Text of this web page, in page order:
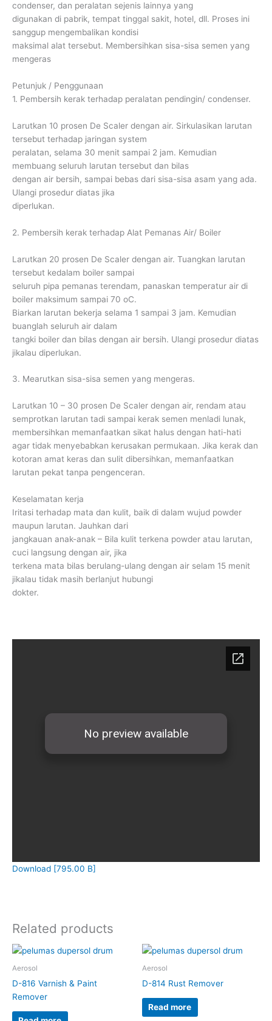
condenser, dan peralatan sejenis lainnya yang
digunakan di pabrik, tempat tinggal sakit, hotel, dll. Proses ini
sanggup mengembalikan kondisi
maksimal alat tersebut. Membersihkan sisa-sisa semen yang
mengeras
Petunjuk / Penggunaan
1. Pembersih kerak terhadap peralatan pendingin/ condenser.
Larutkan 10 prosen De Scaler dengan air. Sirkulasikan larutan
tersebut terhadap jaringan system
peralatan, selama 30 menit sampai 2 jam. Kemudian
membuang seluruh larutan tersebut dan bilas
dengan air bersih, sampai bebas dari sisa-sisa asam yang ada.
Ulangi prosedur diatas jika
diperlukan.
2. Pembersih kerak terhadap Alat Pemanas Air/ Boiler
Larutkan 20 prosen De Scaler dengan air. Tuangkan larutan
tersebut kedalam boiler sampai
seluruh pipa pemanas terendam, panaskan temperatur air di
boiler maksimum sampai 70 oC.
Biarkan larutan bekerja selama 1 sampai 3 jam. Kemudian
buanglah seluruh air dalam
tangki boiler dan bilas dengan air bersih. Ulangi prosedur diatas
jikalau diperlukan.
3. Mearutkan sisa-sisa semen yang mengeras.
Larutkan 10 – 30 prosen De Scaler dengan air, rendam atau
semprotkan larutan tadi sampai kerak semen menladi lunak,
membersihkan memanfaatkan sikat halus dengan hati-hati
agar tidak menyebabkan kerusakan permukaan. Jika kerak dan
kotoran amat keras dan sulit dibersihkan, memanfaatkan
larutan pekat tanpa pengenceran.
Keselamatan kerja
Iritasi terhadap mata dan kulit, baik di dalam wujud powder
maupun larutan. Jauhkan dari
jangkauan anak-anak – Bila kulit terkena powder atau larutan,
cuci langsung dengan air, jika
terkena mata bilas berulang-ulang dengan air selam 15 menit
jikalau tidak masih berlanjut hubungi
dokter.
Download [795.00 B]
Related products
Aerosol
D-816 Varnish & Paint
Remover
Aerosol
D-814 Rust Remover
Read more